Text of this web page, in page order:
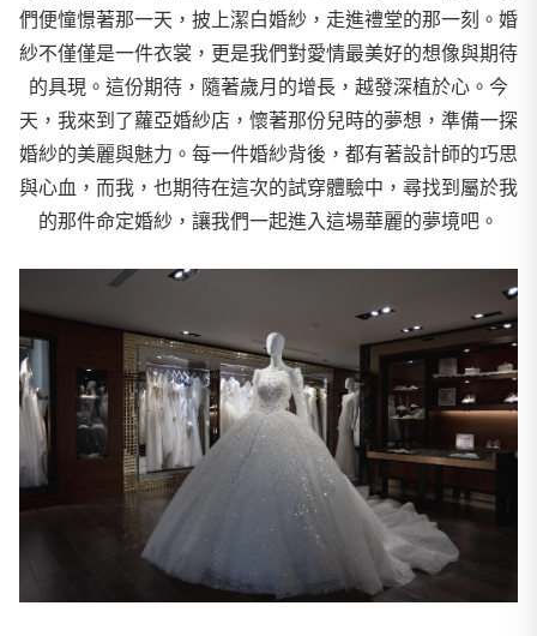
們便憧憬著那一天，披上潔白婚紗，走進禮堂的那一刻。婚
紗不僅僅是一件衣裳，更是我們對愛情最美好的想像與期待
的具現。這份期待，隨著歲月的增長，越發深植於心。今
天，我來到了蘿亞婚紗店，懷著那份兒時的夢想，準備一探
婚紗的美麗與魅力。每一件婚紗背後，都有著設計師的巧思
與心血，而我，也期待在這次的試穿體驗中，尋找到屬於我
的那件命定婚紗，讓我們一起進入這場華麗的夢境吧。